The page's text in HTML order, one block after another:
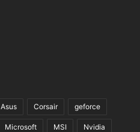
Asus Corsair geforce
Microsoft MSI Nvidia